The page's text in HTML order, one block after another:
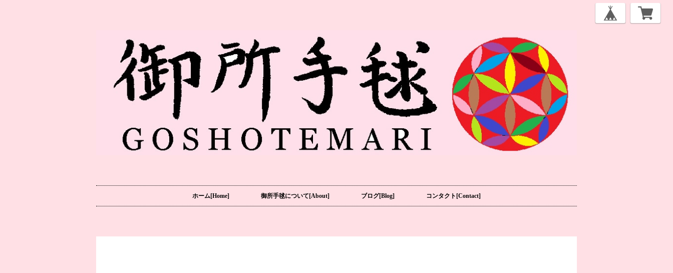
ホーム[Home] 御所手毬について[About] ブログ[Blog] コンタクト[Contact]